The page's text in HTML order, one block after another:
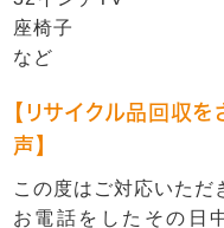
座椅子
など
【リサイクル品回収
声】
この度はご対応いただ
お電話をしたその日